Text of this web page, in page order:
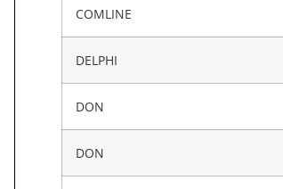
COMLINE
DELPHI
DON
DON